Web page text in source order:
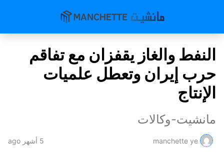
النفط والغاز يقفزان مع تفاقم
حرب إيران وتعطل علميات
الإنتاج
مانشيت-وكالات
manchette ye 5 أشهر ago